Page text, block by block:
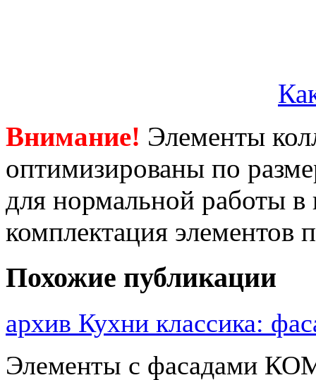
Внимание! Элементы
оптимизированы по
для нормальной работы
комплектация элементов
Похожие публикации
архив Кухни классика:
Элементы с фасадами